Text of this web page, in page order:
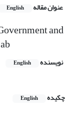
عنوان مقاله English
and
نویسنده English
چکیده
English